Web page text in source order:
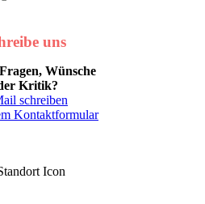
uns
Wünsche
Kritik?
schreiben
Kontaktformular